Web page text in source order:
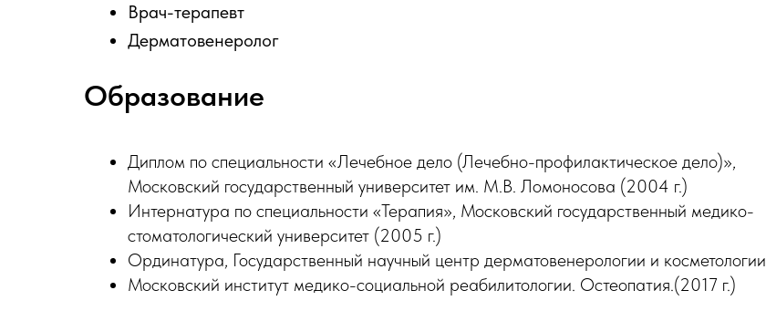
Врач-терапевт
Дерматовенеролог
Образование
Диплом по специальности «Лечебное дело (Лечебно-профилактическое дело)»,
Московский государственный университет им. М.В. Ломоносова (2004 г.)
Интернатура по специальности «Терапия», Московский государственный медико-
стоматологический университет (2005 г.)
Ординатура, Государственный научный центр дерматовенерологии и косметологии
Московский институт медико-социальной реабилитологии. Остеопатия.(2017 г.)